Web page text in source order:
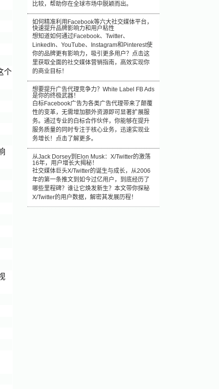
个
比较，帮助你在全球市场中脱颖而出。
如何精准利用Facebook等六大社交媒体平台，
快速提升品牌影响力和用户粘性
想知道如何通过Facebook、Twitter、
LinkedIn、YouTube、Instagram和Pinterest使
你的品牌更有影响力，吸引更多用户？点击这
里获取全面的社交媒体营销指南，高效实现你
的商业目标！
想要提升广告代理竞争力？White Label FB Ads
是你的终极武器！
白标Facebook广告为各类广告代理带来了颠覆
性的变革，无需增加额外资源即可显著扩展服
务。通过专业的白标合作伙伴，你能够在提升
服务质量的同时专注于核心业务，迅速实现业
务增长！点击了解更多。
从Jack Dorsey到Elon Musk：X/Twitter的激荡
16年，用户增长大揭秘！
社交媒体巨头X/Twitter的诞生与成长，从2006
年的第一条推文到如今过亿用户，到底经历了
哪些里程碑？谁让它焕发新生？本文带你探秘
X/Twitter的用户数据，解密其发展历程！